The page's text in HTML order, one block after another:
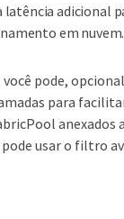
latência adicional
em nuvem.
você pode,
para
anexados
usar o filtro